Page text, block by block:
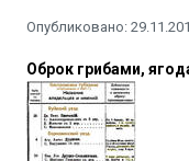
Опубликовано:
Оброк грибами,